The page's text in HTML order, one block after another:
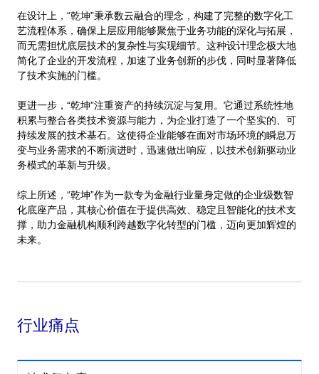
在设计上，“乾坤”秉承数云融合的理念，构建了完整的数字化工
艺流程体系，确保上层应用能够聚焦于业务功能的深化与拓展，
而无需担忧底层技术的复杂性与实现细节。这种设计理念极大地
简化了企业的开发流程，加速了业务创新的步伐，同时显著降低
了技术实施的门槛。
更进一步，“乾坤”注重资产的持续沉淀与复用。它通过系统性地
积累与整合各类技术资源与能力，为企业打造了一个坚实的、可
持续发展的技术基石。这使得企业能够在面对市场环境的瞬息万
变与业务需求的不断演进时，迅速做出响应，以技术创新驱动业
务模式的革新与升级。
综上所述，“乾坤”作为一款专为金融行业量身定做的企业级数智
化底座产品，其核心价值在于提供高效、稳定且智能化的技术支
撑，助力金融机构顺利跨越数字化转型的门槛，迈向更加辉煌的
未来。
行业痛点